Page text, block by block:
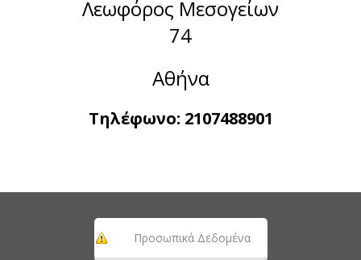
Λεωφόρος Μεσογείων
74
Αθήνα
Τηλέφωνο: 2107488901
Προσωπικά Δεδομένα